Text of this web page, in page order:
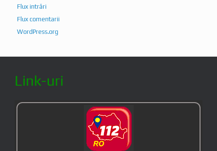
Flux intrări
Flux comentarii
WordPress.org
Link-uri